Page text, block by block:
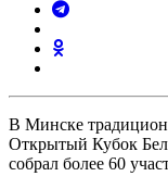
В Минске
Открытый Кубок
собрал более 60